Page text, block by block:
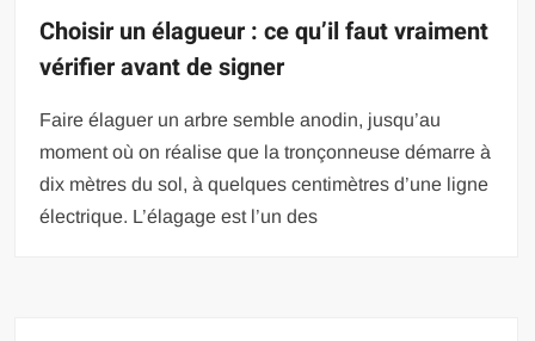
Choisir un élagueur : ce qu’il faut vraiment
vérifier avant de signer
Faire élaguer un arbre semble anodin, jusqu’au
moment où on réalise que la tronçonneuse démarre à
dix mètres du sol, à quelques centimètres d’une ligne
électrique. L’élagage est l’un des